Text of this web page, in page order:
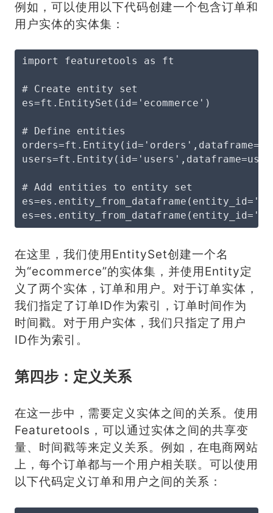
例如，可以使用以下代码创建一个包含订单和
用户实体的实体集：
import featuretools as ft
# Create entity set
es=ft.EntitySet(id='ecommerce')
# Define entities
# Add entities to entity set
在这里，我们使用EntitySet创建一个名
为“ecommerce”的实体集，并使用Entity定
义了两个实体，订单和用户。对于订单实体，
我们指定了订单ID作为索引，订单时间作为
时间戳。对于用户实体，我们只指定了用户
ID作为索引。
第四步：定义关系
在这一步中，需要定义实体之间的关系。使用
Featuretools，可以通过实体之间的共享变
量、时间戳等来定义关系。例如，在电商网站
上，每个订单都与一个用户相关联。可以使用
以下代码定义订单和用户之间的关系：